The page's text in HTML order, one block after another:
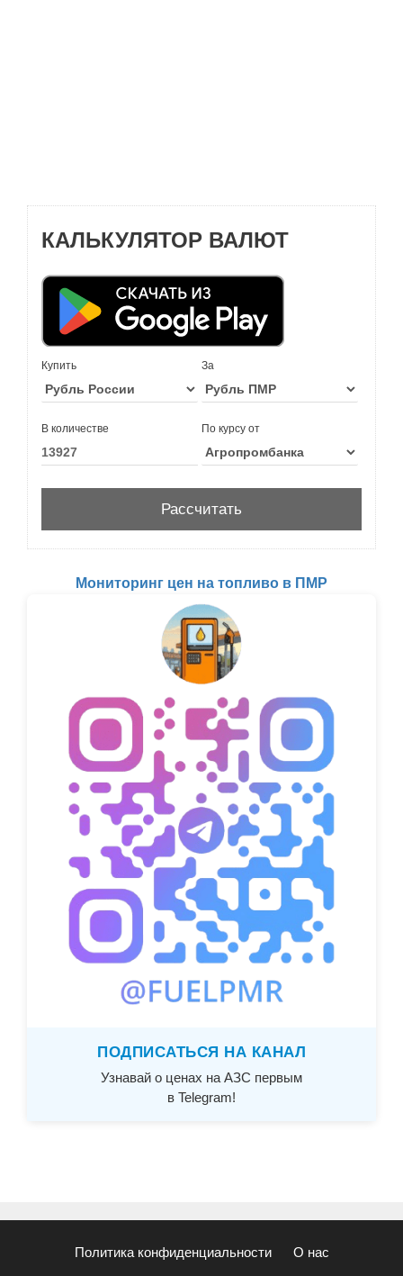
КАЛЬКУЛЯТОР ВАЛЮТ
Купить За
В количестве По курсу от
Мониторинг цен на топливо в ПМР
ПОДПИСАТЬСЯ НА КАНАЛ
Узнавай о ценах на АЗС первым
в Telegram!
Политика конфиденциальности О нас